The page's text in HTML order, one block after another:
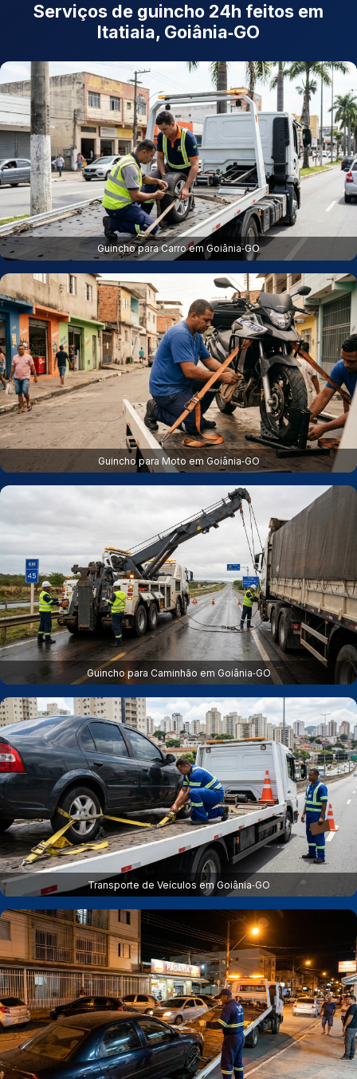
Serviços de guincho 24h feitos em
Itatiaia, Goiânia‑GO
Guincho para Carro em Goiânia‑GO
Guincho para Moto em Goiânia‑GO
Guincho para Caminhão em Goiânia‑GO
Transporte de Veículos em Goiânia‑GO